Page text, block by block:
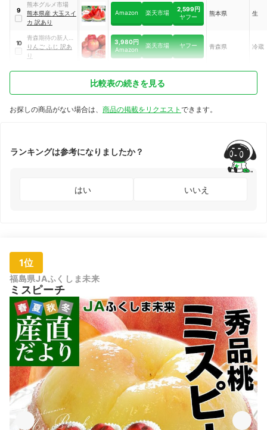
9
熊本グルメ市場
熊本県産 大玉スイ
カ 訳あり
Amazon 楽天市場
2,599円
ヤフー
熊本県 生
10
青森期待の新人商
店
りんご ふじ 訳あ
り
3,980円
Amazon
楽天市場 ヤフー 青森県 冷蔵
比較表の続きを見る
お探しの商品がない場合は、 商品の掲載をリクエスト できます。
ランキングは参考になりましたか？
はい いいえ
1位
福島県JAふくしま未来
ミスピーチ